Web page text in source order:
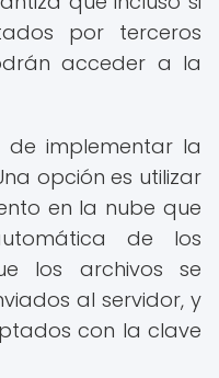
por terceros
acceder a la
de implementar la
opción es utilizar
en la nube que
de los
los archivos se
al servidor, y
con la clave